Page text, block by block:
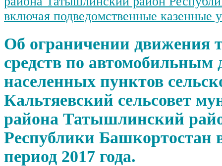
включая подведомственные казенные
Об ограничении движения
средств по автомобильным
населенных пунктов
Кальтяевский сельсовет
района Татышлинский
Республики Башкортостан
период 2017 года.